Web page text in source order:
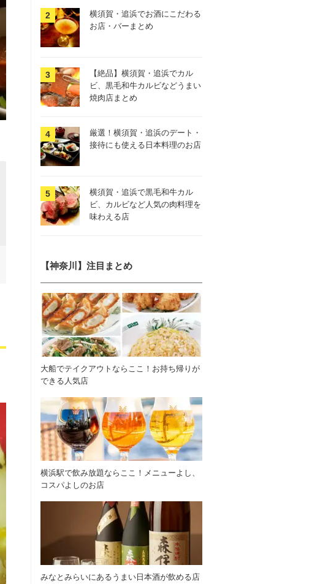
横須賀・追浜でお酒にこだわる
お店・バーまとめ
【絶品】横須賀・追浜でカル
ビ、黒毛和牛カルビなどうまい
焼肉店まとめ
厳選！横須賀・追浜のデート・
接待にも使える日本料理のお店
横須賀・追浜で黒毛和牛カル
ビ、カルビなど人気の肉料理を
味わえる店
【神奈川】注目まとめ
大船でテイクアウトならここ！お持ち帰りが
できる人気店
横浜駅で飲み放題ならここ！メニューよし、
コスパよしのお店
みなとみらいにあるうまい日本酒が飲める店